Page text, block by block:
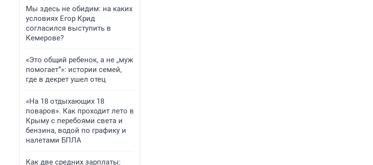
Мы здесь не обидим: на каких
условиях Егор Крид
согласился выступить в
Кемерове?
«Это общий ребенок, а не „муж
помогает“»: истории семей,
где в декрет ушел отец
«На 18 отдыхающих 18
поваров». Как проходит лето в
Крыму с перебоями света и
бензина, водой по графику и
налетами БПЛА
Как две средних зарплаты: